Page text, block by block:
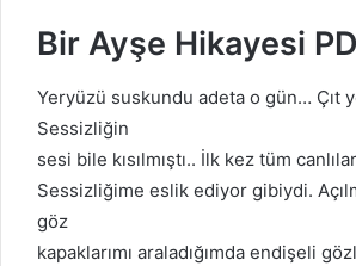
Bir Ayşe Hikayesi
Yeryüzü suskundu adeta o gün… Çıt
Sessizliğin
sesi bile kısılmıştı.. İlk kez tüm
Sessizliğime eslik ediyor gibiydi.
göz
kapaklarımı araladığımda endişeli